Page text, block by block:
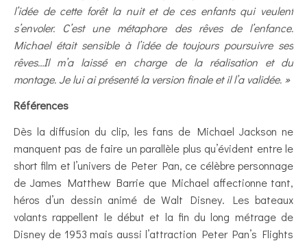
l’idée de cette forêt la nuit et de ces enfants qui veulent
s’envoler. C’est une métaphore des rêves de l’enfance.
Michael était sensible à l’idée de toujours poursuivre ses
rêves…Il m’a laissé en charge de la réalisation et du
montage. Je lui ai présenté la version finale et il l’a validée. »
Références
Dès la diffusion du clip, les fans de Michael Jackson ne
manquent pas de faire un parallèle plus qu’évident entre le
short film et l’univers de Peter Pan, ce célèbre personnage
de James Matthew Barrie que Michael affectionne tant,
héros d’un dessin animé de Walt Disney. Les bateaux
volants rappellent le début et la fin du long métrage de
Disney de 1953 mais aussi l’attraction Peter Pan’s Flights